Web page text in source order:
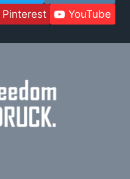
Pinterest
YouTube